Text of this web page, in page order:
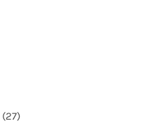
(27)